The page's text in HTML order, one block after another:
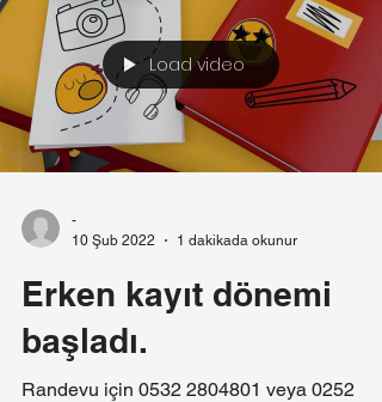
Load video
-
10 Şub 2022
1 dakikada okunur
Erken kayıt dönemi
başladı.
Randevu için 0532 2804801 veya 0252